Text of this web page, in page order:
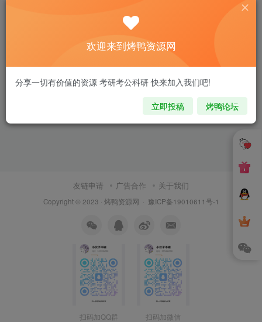
最新可用版PanDownload百度网盘解
析网页端PHP源码
3年前
友链申请 广告合作 关于我们
Copyright © 2023 · 烤鸭资源网 · 豫ICP备19010611号-1
扫码加QQ群 扫码加微信
欢迎来到烤鸭资源网
分享一切有价值的资源 考研考公科研 快来加入我们吧!
立即投稿 烤鸭论坛